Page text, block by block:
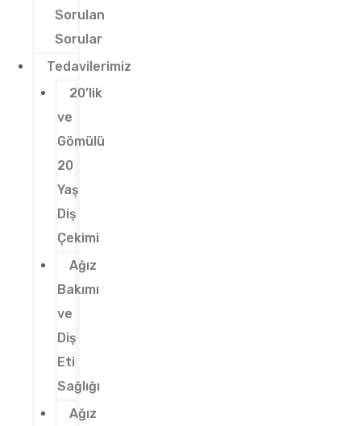
Sorulan
Sorular
Tedavilerimiz
20’lik
ve
Gömülü
20
Yaş
Diş
Çekimi
Ağız
Bakımı
ve
Diş
Eti
Sağlığı
Ağız